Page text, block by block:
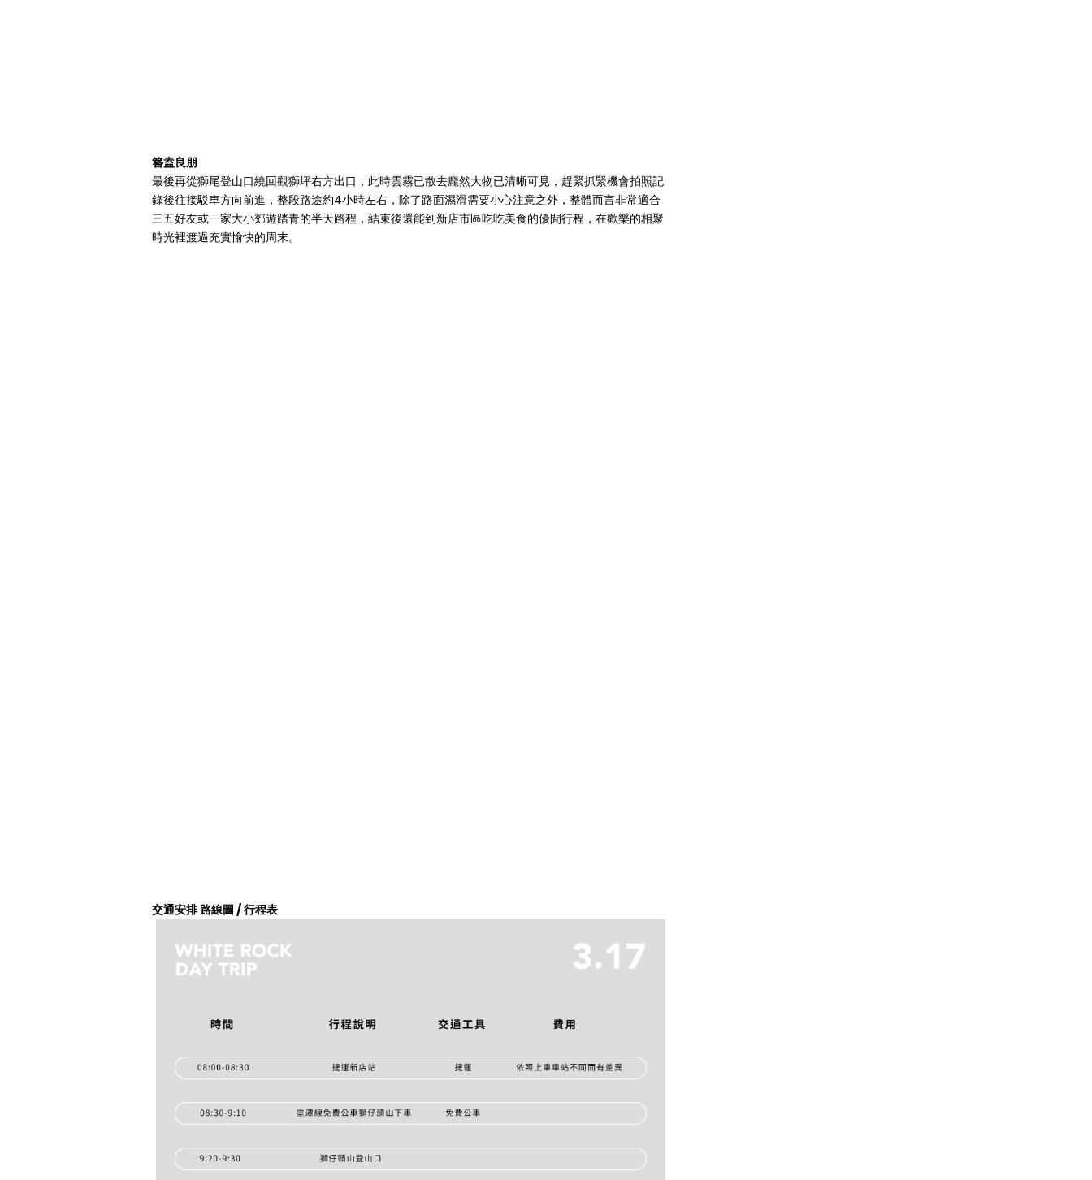
簪盍良朋
最後再從獅尾登山口繞回觀獅坪右方出口，此時雲霧已散去龐然大物已清晰可見，趕緊抓緊機會拍照記
錄後往接駁車方向前進，整段路途約4小時左右，除了路面濕滑需要小心注意之外，整體而言非常適合
三五好友或一家大小郊遊踏青的半天路程，結束後還能到新店市區吃吃美食的優閒行程，在歡樂的相聚
時光裡渡過充實愉快的周末。
交通安排 路線圖 / 行程表